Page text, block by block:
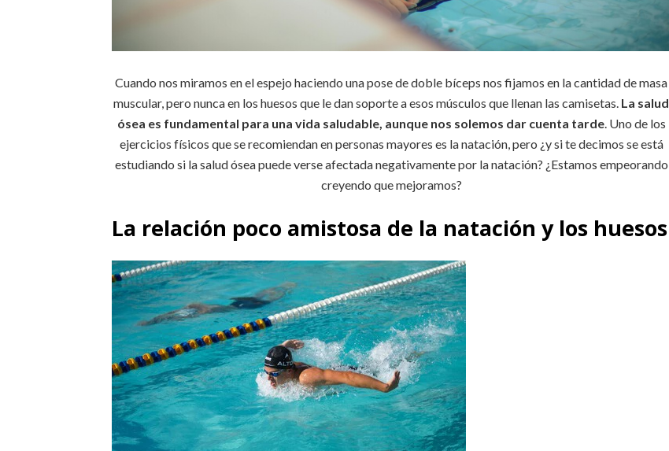
Cuando nos miramos en el espejo haciendo una pose de doble bíceps nos fijamos en la cantidad de masa
muscular, pero nunca en los huesos que le dan soporte a esos músculos que llenan las camisetas. La salud
ósea es fundamental para una vida saludable, aunque nos solemos dar cuenta tarde. Uno de los
ejercicios físicos que se recomiendan en personas mayores es la natación, pero ¿y si te decimos se está
estudiando si la salud ósea puede verse afectada negativamente por la natación? ¿Estamos empeorando
creyendo que mejoramos?
La relación poco amistosa de la natación y los huesos